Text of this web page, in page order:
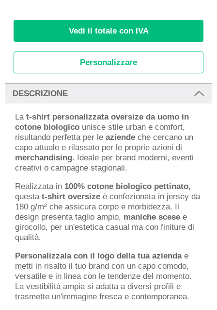
Vedi il totale con IVA
Personalizzare
DESCRIZIONE
Lat-shirt personalizzata oversize da uomo in
cotone biologico unisce stile urban e comfort,
risultando perfetta per leaziende che cercano un
capo attuale e rilassato per le proprie azioni di
merchandising. Ideale per brand moderni, eventi
creativi o campagne stagionali.
Realizzata in 100% cotone biologico pettinato,
questat-shirt oversize è confezionata in jersey da
180 g/m² che assicura corpo e morbidezza. Il
design presenta taglio ampio, maniche scese e
girocollo, per un'estetica casual ma con finiture di
qualità.
Personalizzala con il logo della tua aziendae
metti in risalto il tuo brand con un capo comodo,
versatile e in linea con le tendenze del momento.
La vestibilità ampia si adatta a diversi profili e
trasmette un'immagine fresca e contemporanea.